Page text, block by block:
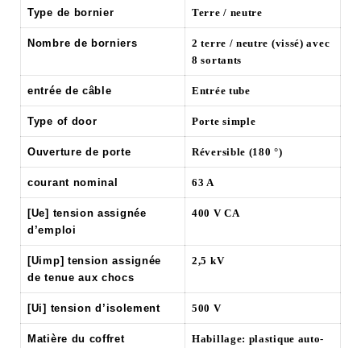
Type de bornier Terre / neutre
Nombre de borniers
2 terre / neutre (vissé) avec
8 sortants
entrée de câble Entrée tube
Type of door Porte simple
Ouverture de porte Réversible (180 °)
courant nominal 63 A
[Ue] tension assignée
d’emploi
400 V CA
[Uimp] tension assignée
de tenue aux chocs
2,5 kV
[Ui] tension d’isolement 500 V
Matière du coffret
Habillage: plastique auto-